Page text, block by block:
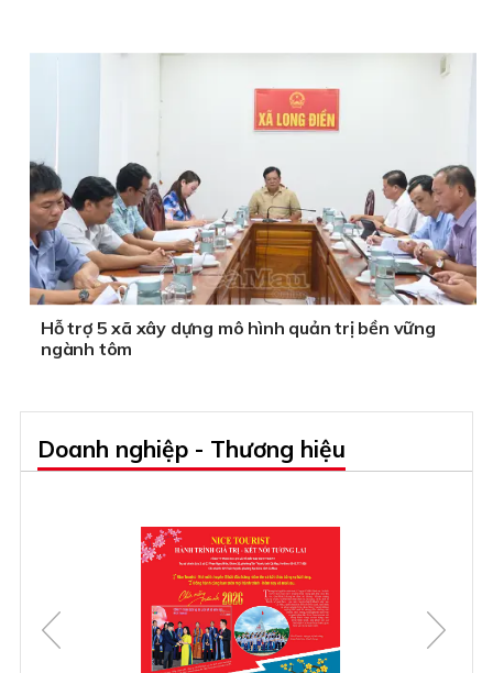
Hỗ trợ 5 xã xây dựng mô hình quản trị bền vững
ngành tôm
Doanh nghiệp - Thương hiệu